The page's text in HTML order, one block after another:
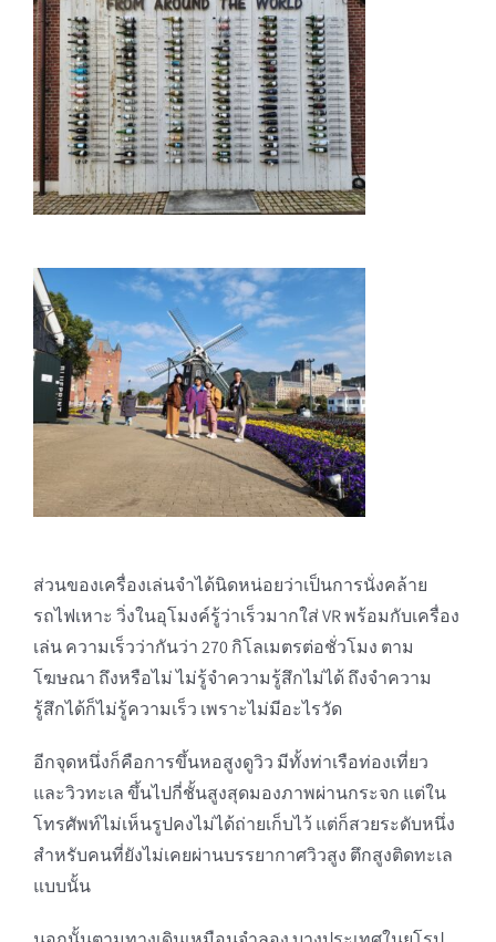
ส่วนของเครื่องเล่นจำได้นิดหน่อยว่าเป็นการนั่งคล้าย
รถไฟเหาะ วิ่งในอุโมงค์รู้ว่าเร็วมากใส่ VR พร้อมกับเครื่อง
เล่น ความเร็วว่ากันว่า 270 กิโลเมตรต่อชั่วโมง ตาม
โฆษณา ถึงหรือไม่ ไม่รู้จำความรู้สึกไม่ได้ ถึงจำความ
รู้สึกได้ก็ไม่รู้ความเร็ว เพราะไม่มีอะไรวัด
อีกจุดหนึ่งก็คือการขึ้นหอสูงดูวิว มีทั้งท่าเรือท่องเที่ยว
และวิวทะเล ขึ้นไปกี่ชั้นสูงสุดมองภาพผ่านกระจก แต่ใน
โทรศัพท์ไม่เห็นรูปคงไม่ได้ถ่ายเก็บไว้ แต่ก็สวยระดับหนึ่ง
สำหรับคนที่ยังไม่เคยผ่านบรรยากาศวิวสูง ตึกสูงติดทะเล
แบบนั้น